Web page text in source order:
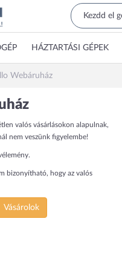
HÁZTARTÁSI GÉPEK
Webáruház
valós vásárlásokon alapulnak,
nem veszünk figyelembe!
bizonyítható, hogy az valós
Vásárolok